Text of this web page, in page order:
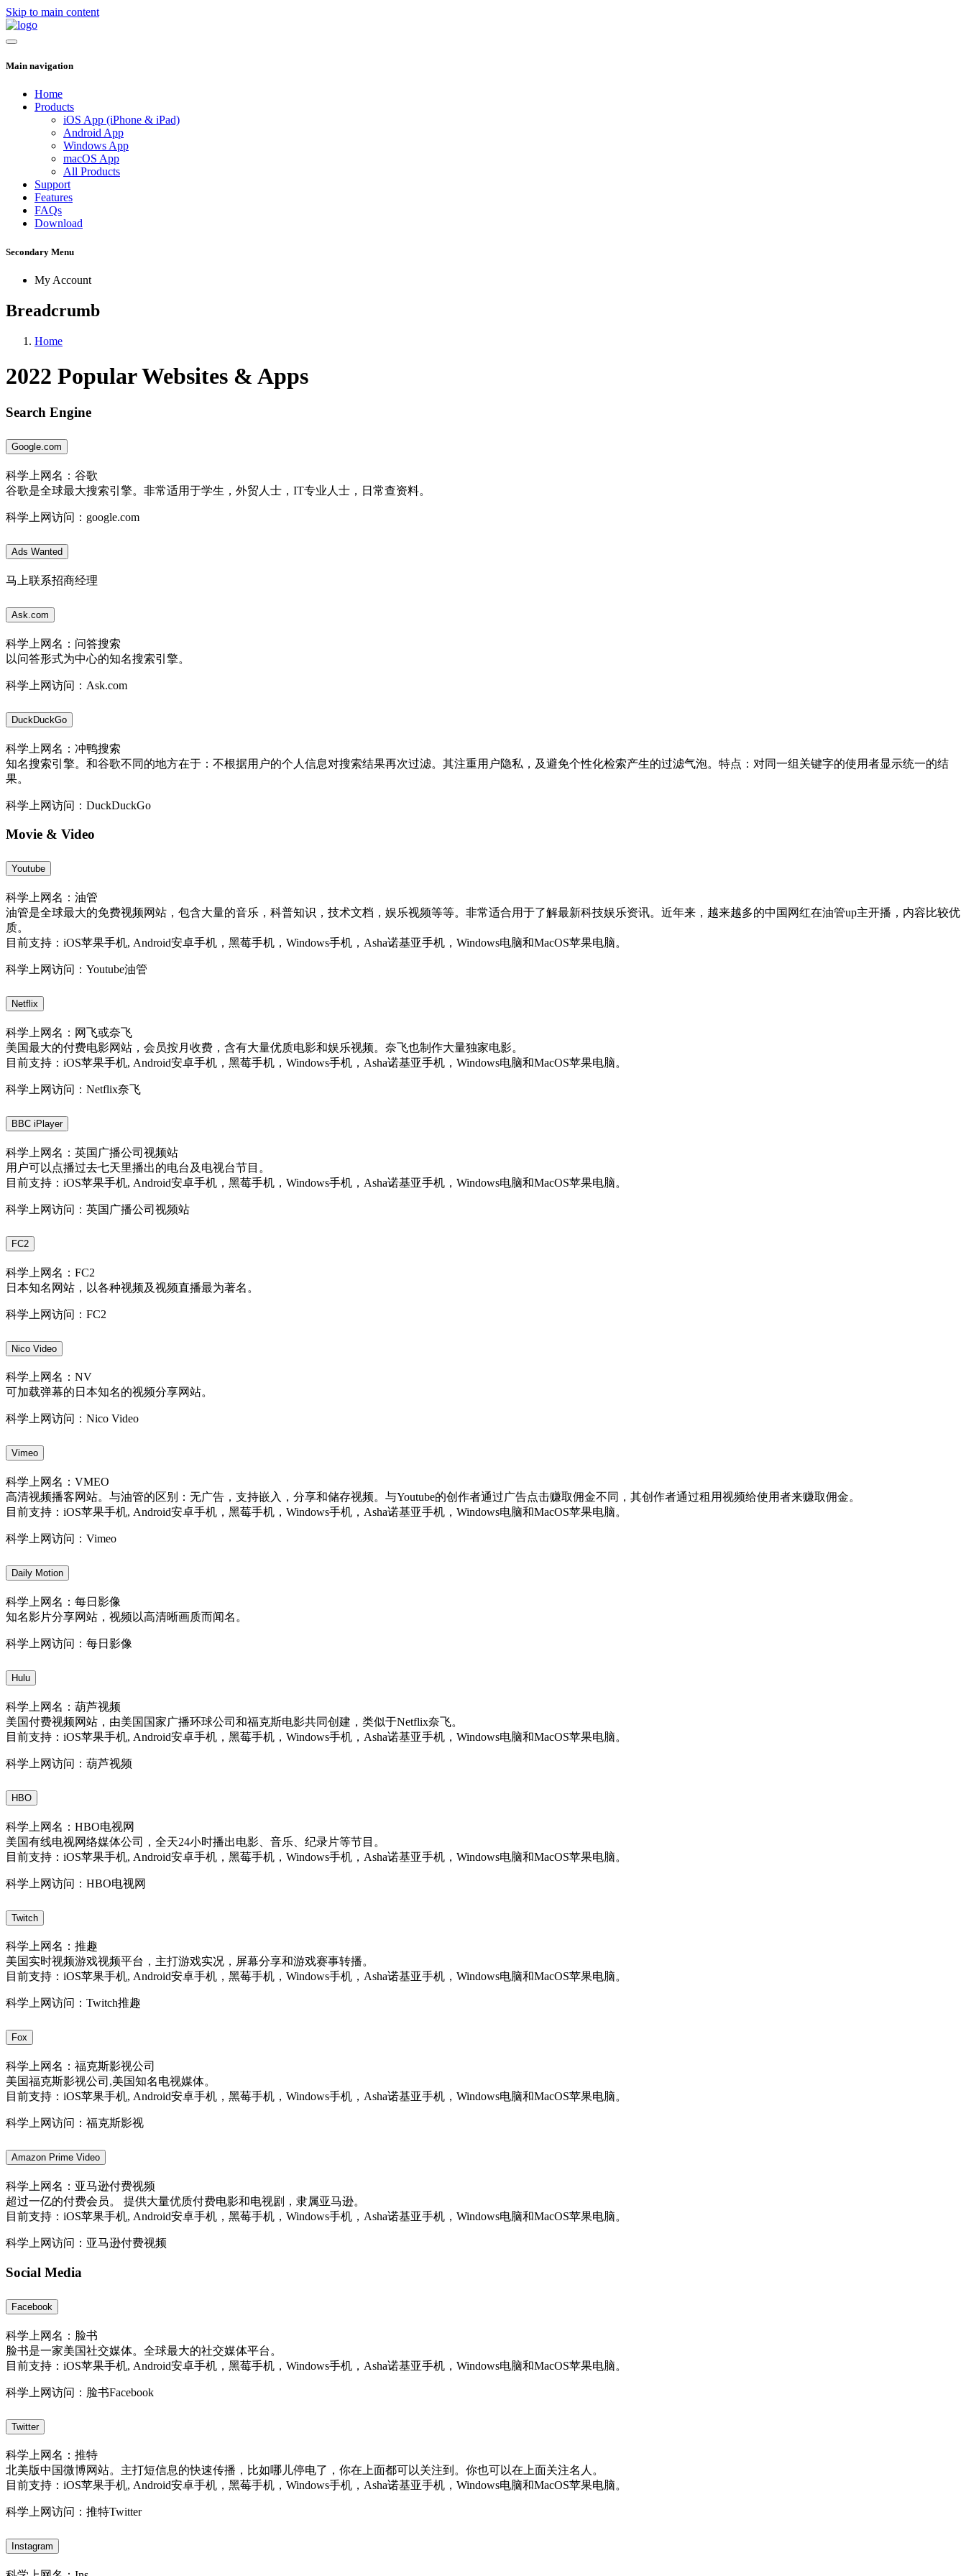
Skip to main content
Main navigation
Home
Products
iOS App (iPhone & iPad)
Android App
Windows App
macOS App
All Products
Support
Features
FAQs
Download
Secondary Menu
My Account
Breadcrumb
Home
2022 Popular Websites & Apps
Search Engine
Google.com
科学上网名：谷歌
谷歌是全球最大搜索引擎。非常适用于学生，外贸人士，IT专业人士，日常查资料。
科学上网访问：google.com
Ads Wanted
马上联系招商经理
Ask.com
科学上网名：问答搜索
以问答形式为中心的知名搜索引擎。
科学上网访问：Ask.com
DuckDuckGo
科学上网名：冲鸭搜索
知名搜索引擎。和谷歌不同的地方在于：不根据用户的个人信息对搜索结果再次过滤。其注重用户隐私，及避免个性化检索产生的过滤气泡。特点：对同一组关键字的使用者显示统一的结
果。
科学上网访问：DuckDuckGo
Movie & Video
Youtube
科学上网名：油管
油管是全球最大的免费视频网站，包含大量的音乐，科普知识，技术文档，娱乐视频等等。非常适合用于了解最新科技娱乐资讯。近年来，越来越多的中国网红在油管up主开播，内容比较优
质。
目前支持：iOS苹果手机, Android安卓手机，黑莓手机，Windows手机，Asha诺基亚手机，Windows电脑和MacOS苹果电脑。
科学上网访问：Youtube油管
Netflix
科学上网名：网飞或奈飞
美国最大的付费电影网站，会员按月收费，含有大量优质电影和娱乐视频。奈飞也制作大量独家电影。
目前支持：iOS苹果手机, Android安卓手机，黑莓手机，Windows手机，Asha诺基亚手机，Windows电脑和MacOS苹果电脑。
科学上网访问：Netflix奈飞
BBC iPlayer
科学上网名：英国广播公司视频站
用户可以点播过去七天里播出的电台及电视台节目。
目前支持：iOS苹果手机, Android安卓手机，黑莓手机，Windows手机，Asha诺基亚手机，Windows电脑和MacOS苹果电脑。
科学上网访问：英国广播公司视频站
FC2
科学上网名：FC2
日本知名网站，以各种视频及视频直播最为著名。
科学上网访问：FC2
Nico Video
科学上网名：NV
可加载弹幕的日本知名的视频分享网站。
科学上网访问：Nico Video
Vimeo
科学上网名：VMEO
高清视频播客网站。与油管的区别：无广告，支持嵌入，分享和储存视频。与Youtube的创作者通过广告点击赚取佣金不同，其创作者通过租用视频给使用者来赚取佣金。
目前支持：iOS苹果手机, Android安卓手机，黑莓手机，Windows手机，Asha诺基亚手机，Windows电脑和MacOS苹果电脑。
科学上网访问：Vimeo
Daily Motion
科学上网名：每日影像
知名影片分享网站，视频以高清晰画质而闻名。
科学上网访问：每日影像
Hulu
科学上网名：葫芦视频
美国付费视频网站，由美国国家广播环球公司和福克斯电影共同创建，类似于Netflix奈飞。
目前支持：iOS苹果手机, Android安卓手机，黑莓手机，Windows手机，Asha诺基亚手机，Windows电脑和MacOS苹果电脑。
科学上网访问：葫芦视频
HBO
科学上网名：HBO电视网
美国有线电视网络媒体公司，全天24小时播出电影、音乐、纪录片等节目。
目前支持：iOS苹果手机, Android安卓手机，黑莓手机，Windows手机，Asha诺基亚手机，Windows电脑和MacOS苹果电脑。
科学上网访问：HBO电视网
Twitch
科学上网名：推趣
美国实时视频游戏视频平台，主打游戏实况，屏幕分享和游戏赛事转播。
目前支持：iOS苹果手机, Android安卓手机，黑莓手机，Windows手机，Asha诺基亚手机，Windows电脑和MacOS苹果电脑。
科学上网访问：Twitch推趣
Fox
科学上网名：福克斯影视公司
美国福克斯影视公司,美国知名电视媒体。
目前支持：iOS苹果手机, Android安卓手机，黑莓手机，Windows手机，Asha诺基亚手机，Windows电脑和MacOS苹果电脑。
科学上网访问：福克斯影视
Amazon Prime Video
科学上网名：亚马逊付费视频
超过一亿的付费会员。 提供大量优质付费电影和电视剧，隶属亚马逊。
目前支持：iOS苹果手机, Android安卓手机，黑莓手机，Windows手机，Asha诺基亚手机，Windows电脑和MacOS苹果电脑。
科学上网访问：亚马逊付费视频
Social Media
Facebook
科学上网名：脸书
脸书是一家美国社交媒体。全球最大的社交媒体平台。
目前支持：iOS苹果手机, Android安卓手机，黑莓手机，Windows手机，Asha诺基亚手机，Windows电脑和MacOS苹果电脑。
科学上网访问：脸书Facebook
Twitter
科学上网名：推特
北美版中国微博网站。主打短信息的快速传播，比如哪儿停电了，你在上面都可以关注到。你也可以在上面关注名人。
目前支持：iOS苹果手机, Android安卓手机，黑莓手机，Windows手机，Asha诺基亚手机，Windows电脑和MacOS苹果电脑。
科学上网访问：推特Twitter
Instagram